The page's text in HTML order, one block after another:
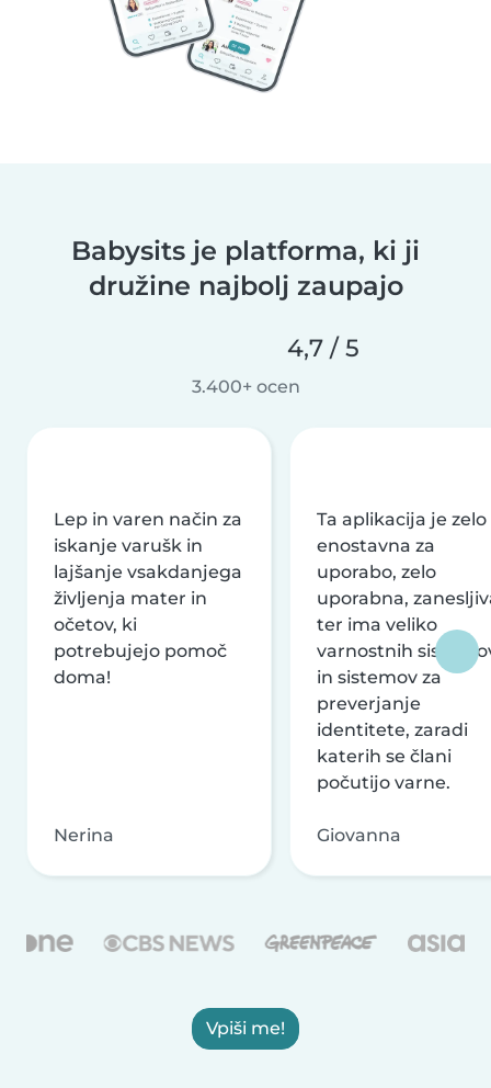
Babysits je platforma, ki ji
družine najbolj zaupajo
4,7 / 5
3.400+ ocen
Lep in varen način za
iskanje varušk in
lajšanje vsakdanjega
življenja mater in
očetov, ki
potrebujejo pomoč
doma!
Nerina
Ta aplikacija je zelo
enostavna za
uporabo, zelo
uporabna,
ter ima veliko
varnostnih
in sistemov za
preverjanje
identitete, zaradi
katerih se člani
počutijo varne.
Giovanna
Vpiši me!